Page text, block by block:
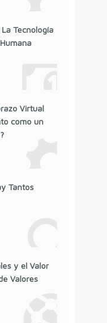
Tecnología
Virtual
como un
Tantos
y el Valor
Valores